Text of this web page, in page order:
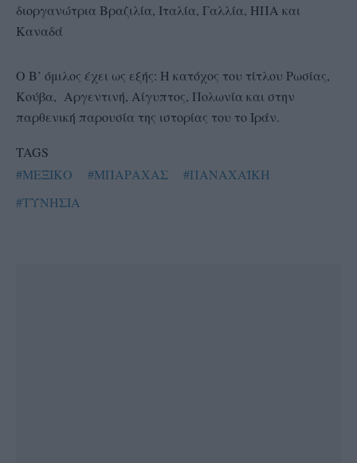
διοργανώτρια Βραζιλία, Ιταλία, Γαλλία, ΗΠΑ και
Καναδά
Ο Β’ όμιλος έχει ως εξής: Η κατόχος του τίτλου Ρωσίας,
Κούβα, Αργεντινή, Αίγυπτος, Πολωνία και στην
παρθενική παρουσία της ιστορίας του το Ιράν.
TAGS
#ΜΕΞΙΚΟ
#ΜΠΑΡΑΧΑΣ
#ΠΑΝΑΧΑΪΚΗ
#ΤΥΝΗΣΙΑ